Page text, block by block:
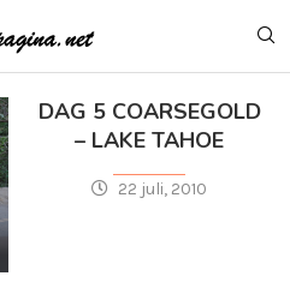
DAG 5 COARSEGOLD
– LAKE TAHOE
22 juli, 2010